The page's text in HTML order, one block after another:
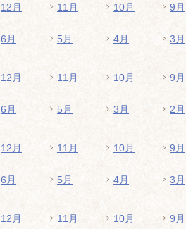
12月 11月 10月 9月
6月 5月 4月 3月
12月 11月 10月 9月
6月 5月 3月 2月
12月 11月 10月 9月
6月 5月 4月 3月
12月 11月 10月 9月